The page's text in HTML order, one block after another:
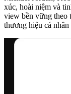
xúc, hoài niệm và
view bền vững theo
thương hiệu cá